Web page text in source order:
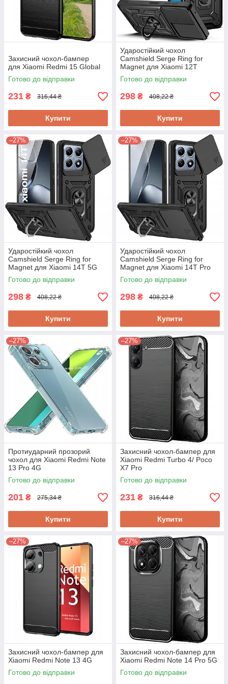
Захисний чохол-бампер
для Xiaomi Redmi 15 Global
Готово до відправки
231 ₴ 316,44 ₴
Купити
Ударостійкий чохол
Camshield Serge Ring for
Magnet для Xiaomi 12T
Готово до відправки
298 ₴ 408,22 ₴
Купити
–27%
Ударостійкий чохол
Camshield Serge Ring for
Magnet для Xiaomi 14T 5G
Готово до відправки
298 ₴ 408,22 ₴
Купити
–27%
Ударостійкий чохол
Camshield Serge Ring for
Magnet для Xiaomi 14T Pro
Готово до відправки
298 ₴ 408,22 ₴
Купити
–27%
Протиударний прозорий
чохол для Xiaomi Redmi Note
13 Pro 4G
Готово до відправки
201 ₴ 275,34 ₴
Купити
–27%
Захисний чохол-бампер для
Xiaomi Redmi Turbo 4/ Poco
X7 Pro
Готово до відправки
231 ₴ 316,44 ₴
Купити
–27%
Захисний чохол-бампер для
Xiaomi Redmi Note 13 4G
Готово до відправки
–27%
Захисний чохол-бампер для
Xiaomi Redmi Note 14 Pro 5G
Готово до відправки